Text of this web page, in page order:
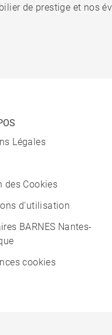
de prestige et nos
Légales
des Cookies
d'utilisation
BARNES Nantes-
cookies